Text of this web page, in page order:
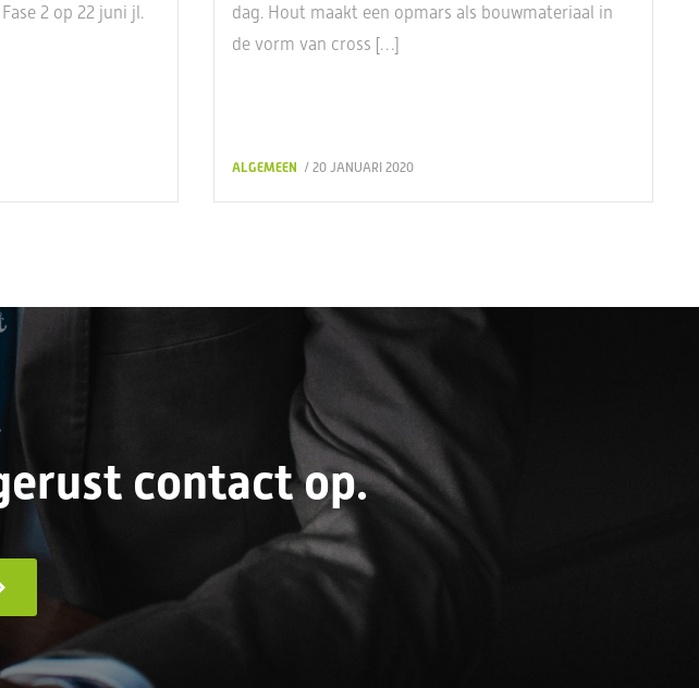
2 op 22 juni jl.
dag. Hout maakt een opmars als bouwmateriaal in
de vorm van cross […]
ALGEMEEN / 20 JANUARI 2020
contact op.